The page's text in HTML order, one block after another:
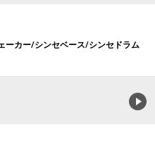
ーカー/シンセベース/シンセドラム